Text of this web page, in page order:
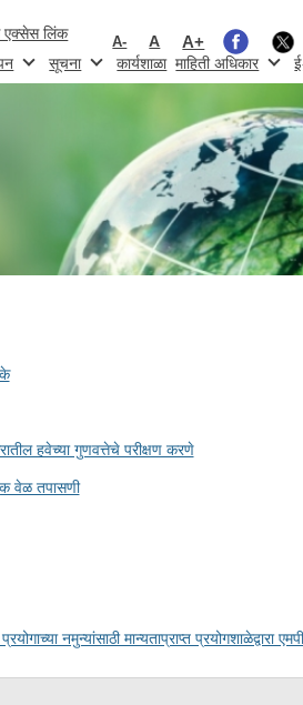
लिंक A- A A+
सूचना कार्यशाळा माहिती अधिकार
हवेच्या गुणवत्तेचे परीक्षण करणे
वेळ तपासणी
नमुन्यांसाठी मान्यताप्राप्त प्रयोगशाळेद्वारा